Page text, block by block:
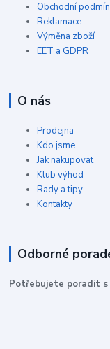
Obchodní
Reklamace
Výměna zboží
EET a GDPR
O nás
Prodejna
Kdo jsme
Jak nakupovat
Klub výhod
Rady a tipy
Kontakty
Odborné
Potřebujete poradit s